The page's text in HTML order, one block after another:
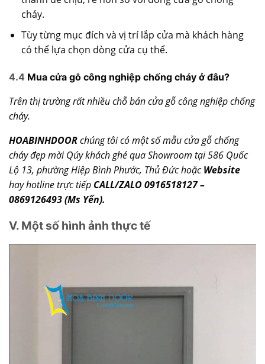
cháy.
Tùy từng mục đích và vị trí lắp cửa mà khách hàng
có thể lựa chọn dòng cửa cụ thể.
4.4 Mua cửa gỗ công nghiệp chống cháy ở đâu?
Trên thị trường rất nhiều chỗ bán cửa gỗ công nghiệp chống
cháy.
HOABINHDOORchúng tôi có một số mẫu cửa gỗ chống
cháy đẹp mời Qúy khách ghé qua Showroom tại 586 Quốc
Lộ 13, phường Hiệp Bình Phước, Thủ Đức hoặcWebsite
hay hotline trực tiếp CALL/ZALO 0916518127 –
0869126493 (Ms Yến).
V. Một số hình ảnh thực tế